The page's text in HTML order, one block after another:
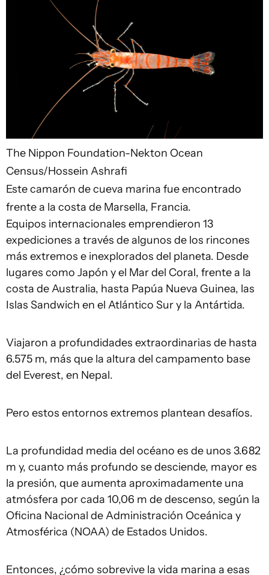
The Nippon Foundation-Nekton Ocean
Census/Hossein Ashrafi
Este camarón de cueva marina fue encontrado
frente a la costa de Marsella, Francia.
Equipos internacionales emprendieron 13
expediciones a través de algunos de los rincones
más extremos e inexplorados del planeta. Desde
lugares como Japón y el Mar del Coral, frente a la
costa de Australia, hasta Papúa Nueva Guinea, las
Islas Sandwich en el Atlántico Sur y la Antártida.
Viajaron a profundidades extraordinarias de hasta
6.575 m, más que la altura del campamento base
del Everest, en Nepal.
Pero estos entornos extremos plantean desafíos.
La profundidad media del océano es de unos 3.682
m y, cuanto más profundo se desciende, mayor es
la presión, que aumenta aproximadamente una
atmósfera por cada 10,06 m de descenso, según la
Oficina Nacional de Administración Oceánica y
Atmosférica (NOAA) de Estados Unidos.
Entonces, ¿cómo sobrevive la vida marina a esas